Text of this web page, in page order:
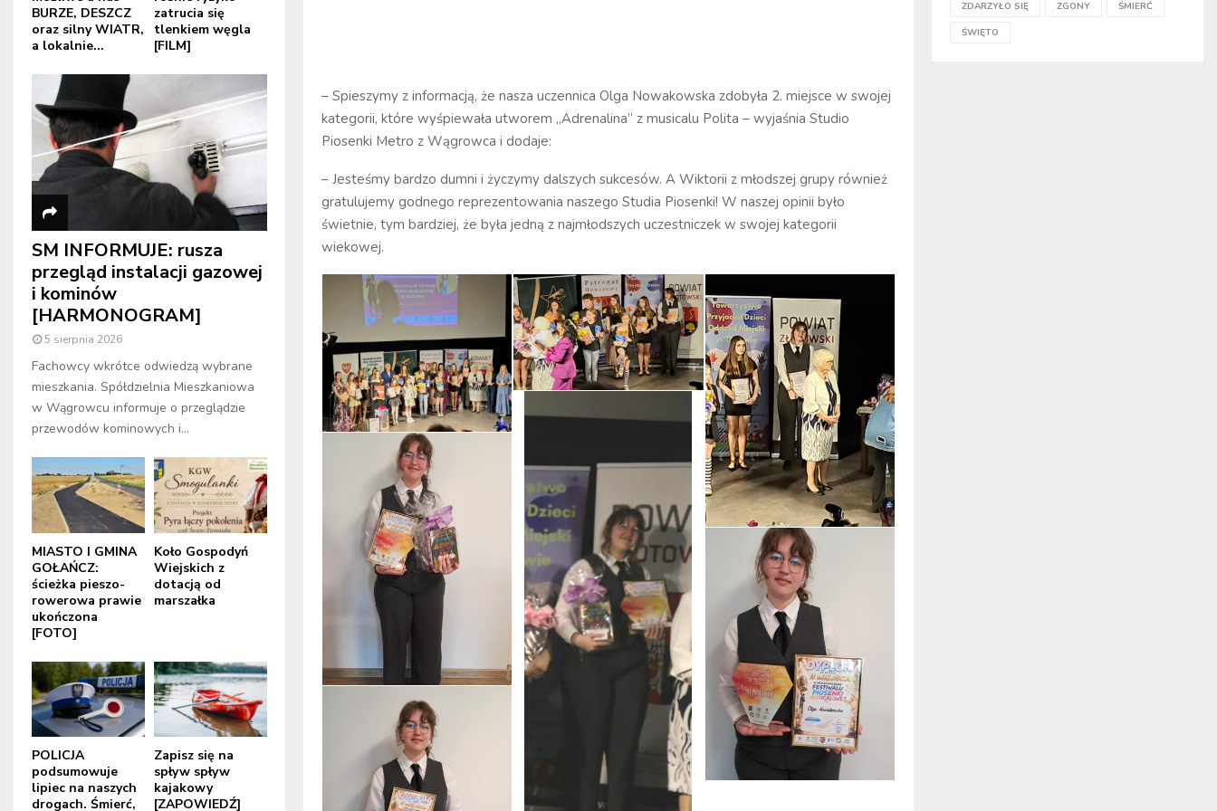
– Spieszymy z informacją, że nasza uczennica Olga Nowakowska zdobyła 2. miejsce w swojej
kategorii, które wyśpiewała utworem „Adrenalina” z musicalu Polita – wyjaśnia Studio
Piosenki Metro z Wągrowca i dodaje:
– Jesteśmy bardzo dumni i życzymy dalszych sukcesów. A Wiktorii z młodszej grupy również
gratulujemy godnego reprezentowania naszego Studia Piosenki! W naszej opinii było
świetnie, tym bardziej, że była jedną z najmłodszych uczestniczek w swojej kategorii
wiekowej.
BURZE, DESZCZ
oraz silny WIATR,
a lokalnie...
zatrucia się
tlenkiem węgla
[FILM]
SM INFORMUJE: rusza
przegląd instalacji gazowej
i kominów
[HARMONOGRAM]
5 sierpnia 2026
Fachowcy wkrótce odwiedzą wybrane
mieszkania. Spółdzielnia Mieszkaniowa
w Wągrowcu informuje o przeglądzie
przewodów kominowych i...
MIASTO I GMINA
GOŁAŃCZ:
ścieżka pieszo-
rowerowa prawie
ukończona
[FOTO]
Koło Gospodyń
Wiejskich z
dotacją od
marszałka
POLICJA
podsumowuje
lipiec na naszych
drogach. Śmierć,
Zapisz się na
spływ spływ
kajakowy
[ZAPOWIEDŹ]
ZDARZYŁO SIĘ ZGONY ŚMIERĆ
ŚWIĘTO